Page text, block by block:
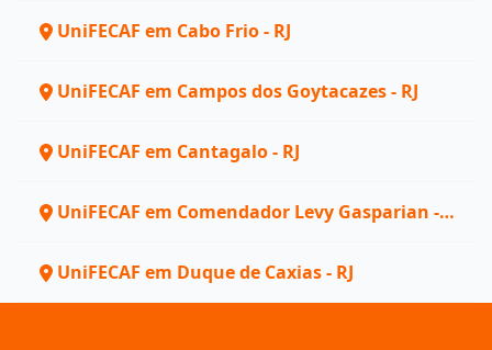
UniFECAF em Cabo Frio - RJ
UniFECAF em Campos dos Goytacazes - RJ
UniFECAF em Cantagalo - RJ
UniFECAF em Comendador Levy Gasparian -
UniFECAF em Duque de Caxias - RJ